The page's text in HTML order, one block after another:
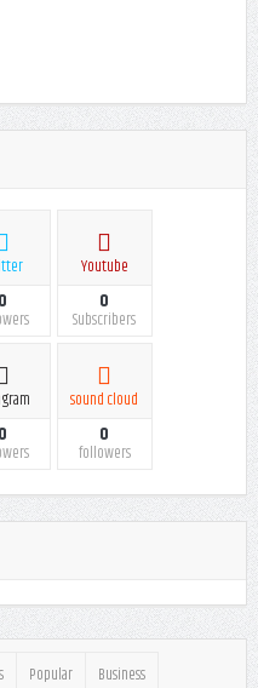
0
Youtube
0
Subscribers
0
sound cloud
0
followers
Popular
Business